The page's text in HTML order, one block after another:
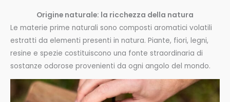
Origine naturale: la ricchezza della natura
Le materie prime naturali sono composti aromatici volatili
estratti da elementi presenti in natura. Piante, fiori, legni,
resine e spezie costituiscono una fonte straordinaria di
sostanze odorose provenienti da ogni angolo del mondo.